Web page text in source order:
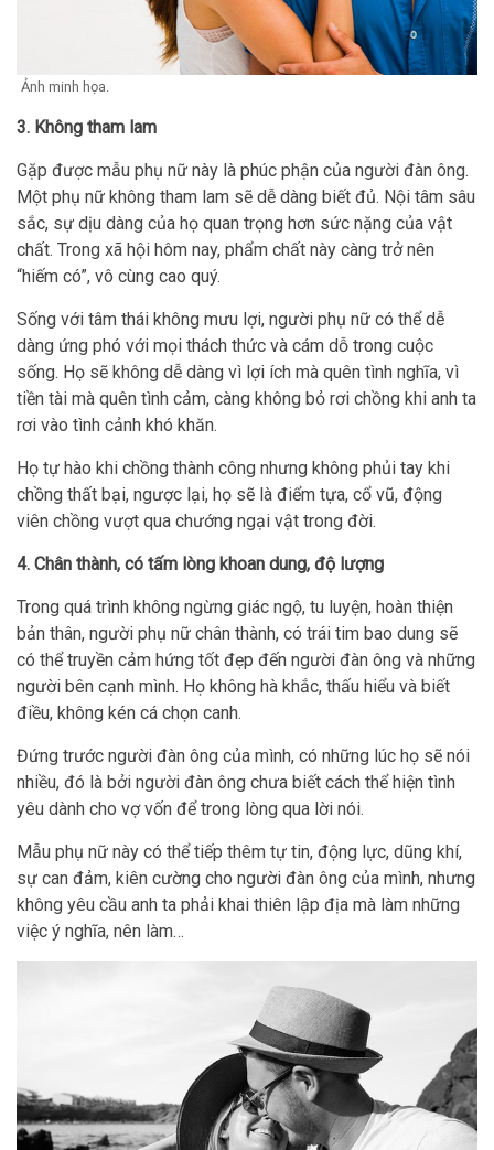
Ảnh minh họa.
3. Không tham lam
Gặp được mẫu phụ nữ này là phúc phận của người đàn ông.
Một phụ nữ không tham lam sẽ dễ dàng biết đủ. Nội tâm sâu
sắc, sự dịu dàng của họ quan trọng hơn sức nặng của vật
chất. Trong xã hội hôm nay, phẩm chất này càng trở nên
“hiếm có”, vô cùng cao quý.
Sống với tâm thái không mưu lợi, người phụ nữ có thể dễ
dàng ứng phó với mọi thách thức và cám dỗ trong cuộc
sống. Họ sẽ không dễ dàng vì lợi ích mà quên tình nghĩa, vì
tiền tài mà quên tình cảm, càng không bỏ rơi chồng khi anh ta
rơi vào tình cảnh khó khăn.
Họ tự hào khi chồng thành công nhưng không phủi tay khi
chồng thất bại, ngược lại, họ sẽ là điểm tựa, cổ vũ, động
viên chồng vượt qua chướng ngại vật trong đời.
4. Chân thành, có tấm lòng khoan dung, độ lượng
Trong quá trình không ngừng giác ngộ, tu luyện, hoàn thiện
bản thân, người phụ nữ chân thành, có trái tim bao dung sẽ
có thể truyền cảm hứng tốt đẹp đến người đàn ông và những
người bên cạnh mình. Họ không hà khắc, thấu hiểu và biết
điều, không kén cá chọn canh.
Đứng trước người đàn ông của mình, có những lúc họ sẽ nói
nhiều, đó là bởi người đàn ông chưa biết cách thể hiện tình
yêu dành cho vợ vốn để trong lòng qua lời nói.
Mẫu phụ nữ này có thể tiếp thêm tự tin, động lực, dũng khí,
sự can đảm, kiên cường cho người đàn ông của mình, nhưng
không yêu cầu anh ta phải khai thiên lập địa mà làm những
việc ý nghĩa, nên làm…